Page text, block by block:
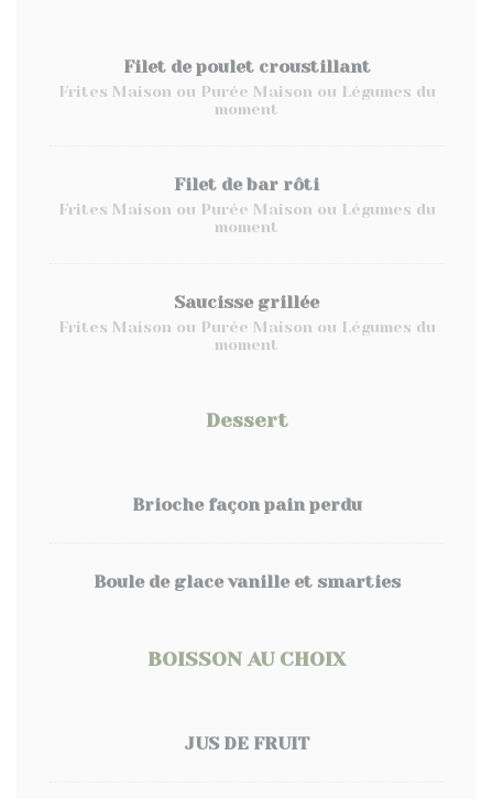
Filet de poulet croustillant
Frites Maison ou Purée Maison ou Légumes du
moment
Filet de bar rôti
Frites Maison ou Purée Maison ou Légumes du
moment
Saucisse grillée
Frites Maison ou Purée Maison ou Légumes du
moment
Dessert
Brioche façon pain perdu
Boule de glace vanille et smarties
BOISSON AU CHOIX
JUS DE FRUIT